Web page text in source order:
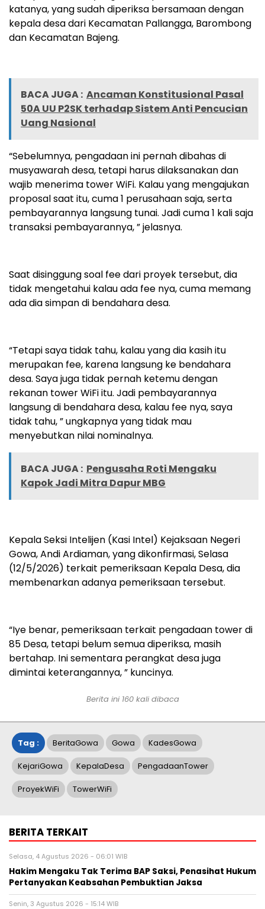
katanya, yang sudah diperiksa bersamaan dengan
kepala desa dari Kecamatan Pallangga, Barombong
dan Kecamatan Bajeng.
BACA JUGA : Ancaman Konstitusional Pasal
50A UU P2SK terhadap Sistem Anti Pencucian
Uang Nasional
“Sebelumnya, pengadaan ini pernah dibahas di
musyawarah desa, tetapi harus dilaksanakan dan
wajib menerima tower WiFi. Kalau yang mengajukan
proposal saat itu, cuma 1 perusahaan saja, serta
pembayarannya langsung tunai. Jadi cuma 1 kali saja
transaksi pembayarannya, ” jelasnya.
Saat disinggung soal fee dari proyek tersebut, dia
tidak mengetahui kalau ada fee nya, cuma memang
ada dia simpan di bendahara desa.
“Tetapi saya tidak tahu, kalau yang dia kasih itu
merupakan fee, karena langsung ke bendahara
desa. Saya juga tidak pernah ketemu dengan
rekanan tower WiFi itu. Jadi pembayarannya
langsung di bendahara desa, kalau fee nya, saya
tidak tahu, ” ungkapnya yang tidak mau
menyebutkan nilai nominalnya.
BACA JUGA : Pengusaha Roti Mengaku
Kapok Jadi Mitra Dapur MBG
Kepala Seksi Intelijen (Kasi Intel) Kejaksaan Negeri
Gowa, Andi Ardiaman, yang dikonfirmasi, Selasa
(12/5/2026) terkait pemeriksaan Kepala Desa, dia
membenarkan adanya pemeriksaan tersebut.
“Iye benar, pemeriksaan terkait pengadaan tower di
85 Desa, tetapi belum semua diperiksa, masih
bertahap. Ini sementara perangkat desa juga
dimintai keterangannya, ” kuncinya.
Berita ini 160kali dibaca
Tag : BeritaGowa Gowa KadesGowa
KejariGowa KepalaDesa PengadaanTower
ProyekWiFi TowerWiFi
BERITA TERKAIT
Selasa, 4 Agustus 2026 - 06:01 WIB
Hakim Mengaku Tak Terima BAP Saksi, Penasihat Hukum
Pertanyakan Keabsahan Pembuktian Jaksa
Senin, 3 Agustus 2026 - 15:14 WIB